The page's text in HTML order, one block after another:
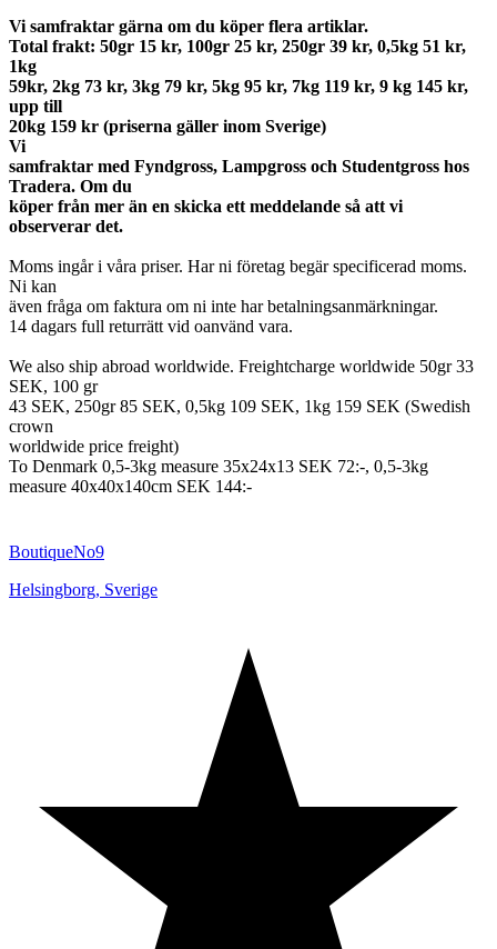
Vi samfraktar gärna om du köper flera artiklar.
Total frakt: 50gr 15 kr, 100gr 25 kr, 250gr 39 kr, 0,5kg 51 kr,
1kg
59kr, 2kg 73 kr, 3kg 79 kr, 5kg 95 kr, 7kg 119 kr, 9 kg 145 kr,
upp till
20kg 159 kr (priserna gäller inom Sverige)
Vi
samfraktar med Fyndgross, Lampgross och Studentgross hos
Tradera. Om du
köper från mer än en skicka ett meddelande så att vi
observerar det.
Moms ingår i våra priser. Har ni företag begär specificerad moms.
Ni kan
även fråga om faktura om ni inte har betalningsanmärkningar.
14 dagars full returrätt vid oanvänd vara.
We also ship abroad worldwide. Freightcharge worldwide 50gr 33
SEK, 100 gr
43 SEK, 250gr 85 SEK, 0,5kg 109 SEK, 1kg 159 SEK (Swedish
crown
worldwide price freight)
To Denmark 0,5-3kg measure 35x24x13 SEK 72:-, 0,5-3kg
measure 40x40x140cm SEK 144:-
BoutiqueNo9
Helsingborg, Sverige